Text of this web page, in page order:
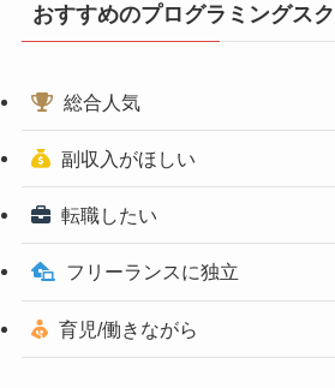
おすすめのプログラミングス
総合人気
副収入がほしい
転職したい
フリーランスに独立
育児/働きながら